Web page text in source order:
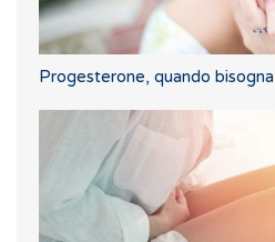
Progesterone, quando